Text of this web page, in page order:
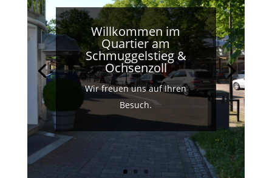
Willkommen im
Quartier am
Schmuggelstieg &
Ochsenzoll
Wir freuen uns auf Ihren
Besuch.